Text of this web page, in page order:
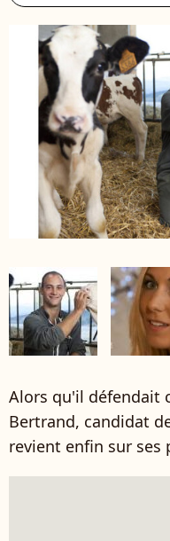
Alors qu'il défendait
Bertrand, candidat
revient enfin sur ses